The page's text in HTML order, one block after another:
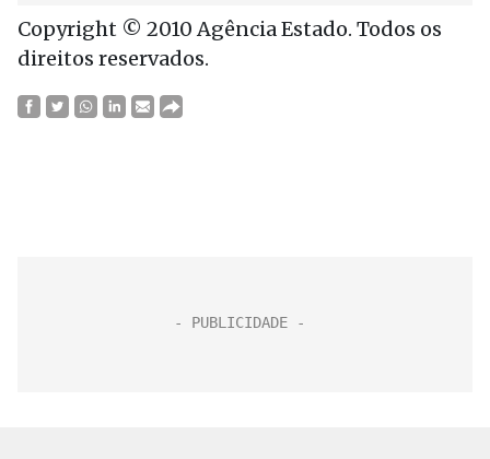
Copyright © 2010 Agência Estado. Todos os
direitos reservados.